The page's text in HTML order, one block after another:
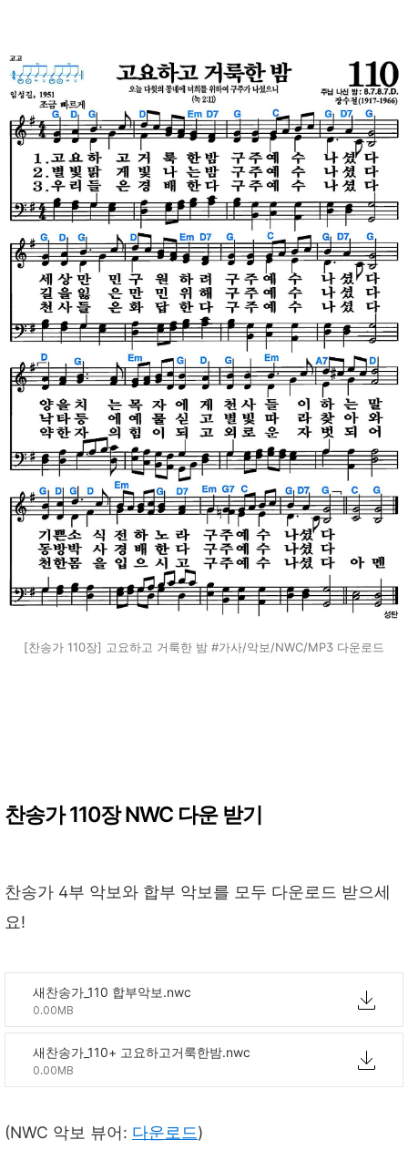
[찬송가 110장] 고요하고 거룩한 밤 #가사/악보/NWC/MP3 다운로드
찬송가 110장 NWC 다운 받기
찬송가 4부 악보와 합부 악보를 모두 다운로드 받으세
요!
새찬송가_110 합부악보.nwc
0.00MB
새찬송가_110+ 고요하고거룩한밤.nwc
0.00MB
(NWC 악보 뷰어: 다운로드)